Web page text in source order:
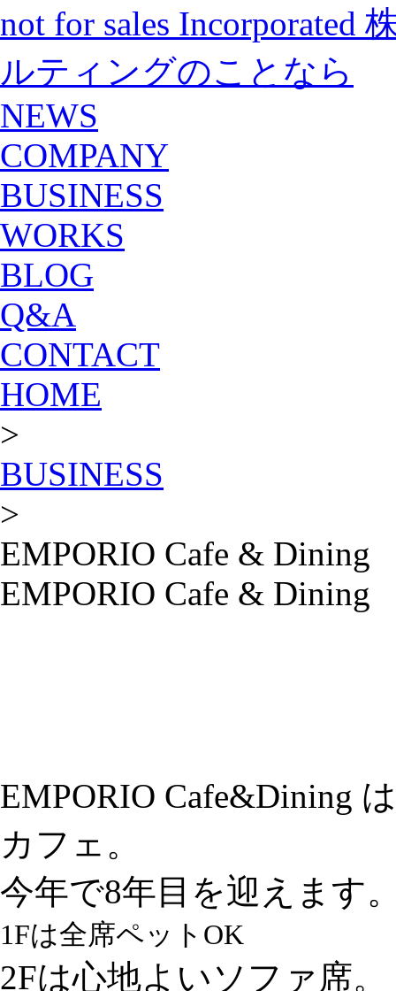
not for sales Incorporated
ルティングのことなら
NEWS
COMPANY
BUSINESS
WORKS
BLOG
Q&A
CONTACT
HOME
>
BUSINESS
>
EMPORIO Cafe & Dining
EMPORIO Cafe & Dining
EMPORIO Cafe&Dining
カフェ。
今年で8年目を迎えます
1Fは全席ペットOK
2Fは心地よいソファ席。